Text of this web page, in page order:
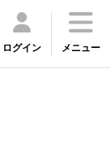
ログイン メニュー